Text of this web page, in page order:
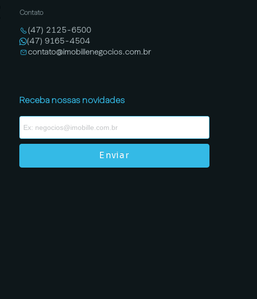
Contato
(47) 2125-6500
(47) 9165-4504
contato@imobillenegocios.com.br
Receba nossas novidades
Enviar